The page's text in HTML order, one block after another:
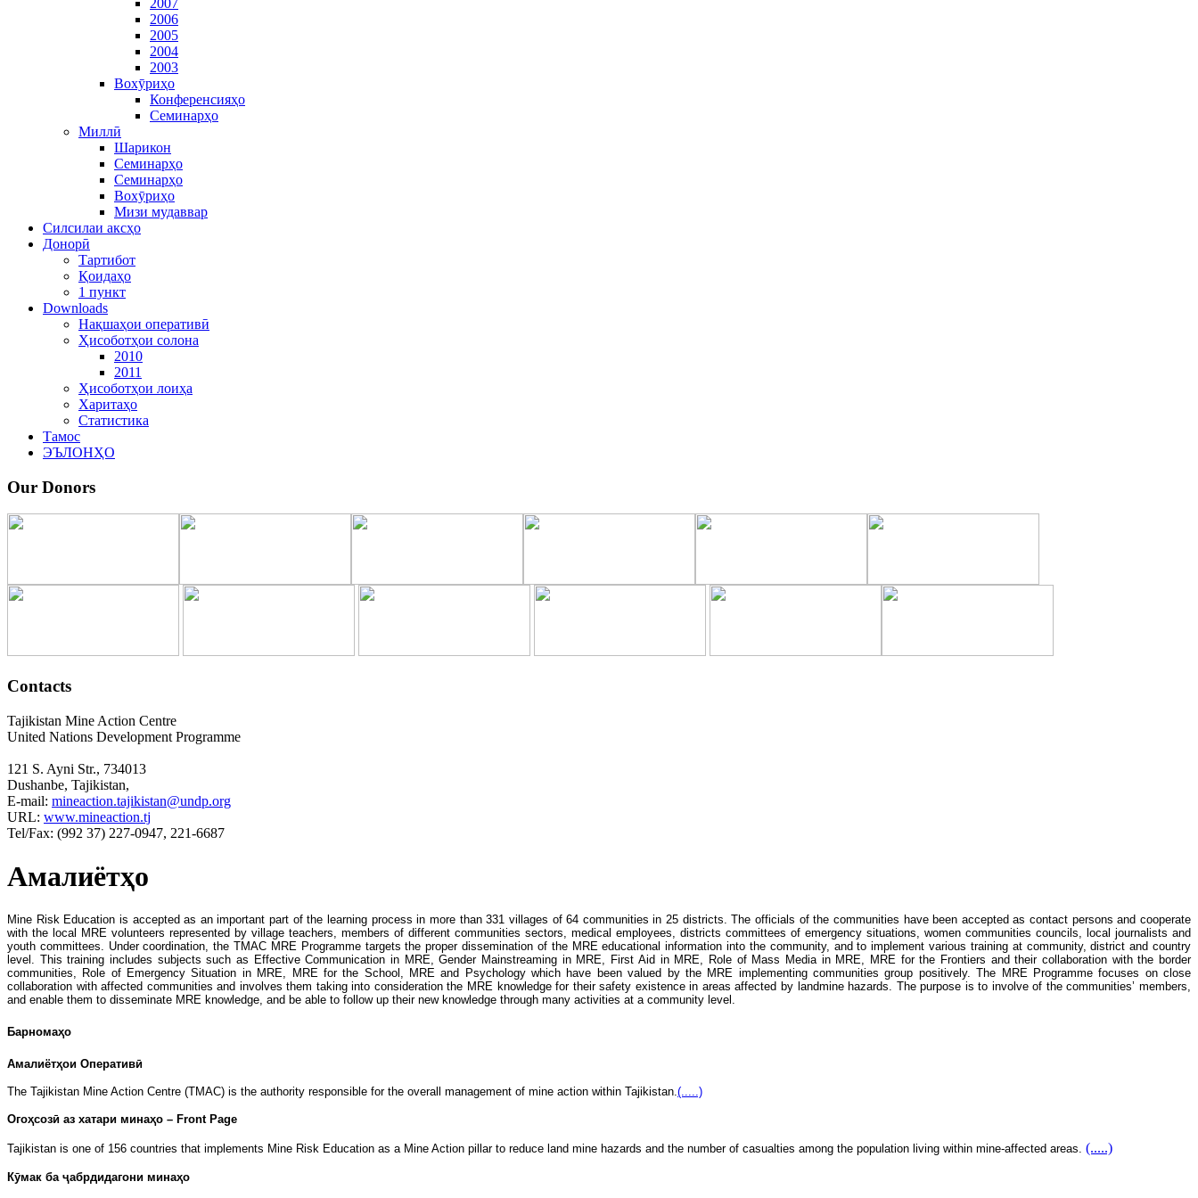
2007
2006
2005
2004
2003
Вохӯриҳо
Конференсияҳо
Семинарҳо
Миллӣ
Шарикон
Семинарҳо
Семинарҳо
Вохӯриҳо
Мизи мудаввар
Силсилаи аксҳо
Донорӣ
Тартибот
Қоидаҳо
1 пункт
Downloads
Нақшаҳои оперативӣ
Ҳисоботҳои солона
2010
2011
Ҳисоботҳои лоиҳа
Харитаҳо
Статистика
Тамос
ЭЪЛОНҲО
Our Donors
Contacts
Tajikistan Mine Action Centre
United Nations Development Programme
121 S. Ayni Str., 734013
Dushanbe, Tajikistan,
E-mail: mineaction.tajikistan@undp.org
URL: www.mineaction.tj
Tel/Fax: (992 37) 227-0947, 221-6687
Амалиётҳо
Mine Risk Education is accepted as an important part of the learning process in more than 331 villages of 64 communities in 25 districts. The officials of the communities have been accepted as contact persons and cooperate
with the local MRE volunteers represented by village teachers, members of different communities sectors, medical employees, districts committees of emergency situations, women communities councils, local journalists and
youth committees. Under coordination, the TMAC MRE Programme targets the proper dissemination of the MRE educational information into the community, and to implement various training at community, district and country
level. This training includes subjects such as Effective Communication in MRE, Gender Mainstreaming in MRE, First Aid in MRE, Role of Mass Media in MRE, MRE for the Frontiers and their collaboration with the border
communities, Role of Emergency Situation in MRE, MRE for the School, MRE and Psychology which have been valued by the MRE implementing communities group positively. The MRE Programme focuses on close
collaboration with affected communities and involves them taking into consideration the MRE knowledge for their safety existence in areas affected by landmine hazards. The purpose is to involve of the communities’ members,
and enable them to disseminate MRE knowledge, and be able to follow up their new knowledge through many activities at a community level.
Барномаҳо
Амалиётҳои Оперативӣ
The Tajikistan Mine Action Centre (TMAC) is the authority responsible for the overall management of mine action within Tajikistan.(.....)
Огоҳсозӣ аз хатари минаҳо – Front Page
Tajikistan is one of 156 countries that implements Mine Risk Education as a Mine Action pillar to reduce land mine hazards and the number of casualties among the population living within mine-affected areas. (.....)
Кӯмак ба ҷабрдидагони минаҳо